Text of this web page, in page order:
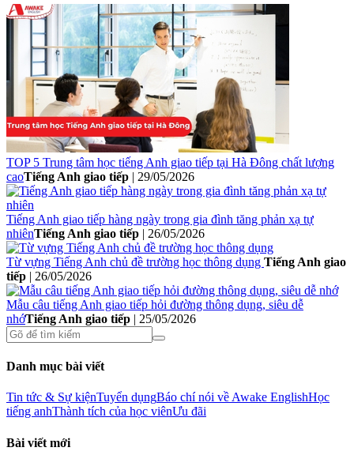
TOP 5 Trung tâm học tiếng Anh giao tiếp tại Hà Đông chất lượng
caoTiếng Anh giao tiếp | 29/05/2026
Tiếng Anh giao tiếp hàng ngày trong gia đình tăng phản xạ tự
nhiênTiếng Anh giao tiếp | 26/05/2026
Từ vựng Tiếng Anh chủ đề trường học thông dụng Tiếng Anh giao
tiếp | 26/05/2026
Mẫu câu tiếng Anh giao tiếp hỏi đường thông dụng, siêu dễ
nhớTiếng Anh giao tiếp | 25/05/2026
Danh mục bài viết
Tin tức & Sự kiệnTuyển dụngBáo chí nói về Awake EnglishHọc
tiếng anhThành tích của học viênƯu đãi
Bài viết mới